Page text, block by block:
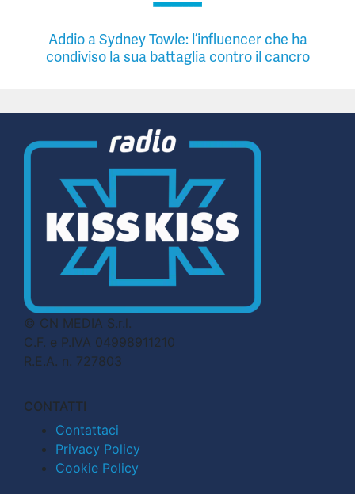
Addio a Sydney Towle: l’influencer che ha
condiviso la sua battaglia contro il cancro
© CN MEDIA S.r.l.
C.F. e P.IVA 04998911210
R.E.A. n. 727803
CONTATTI
Contattaci
Privacy Policy
Cookie Policy